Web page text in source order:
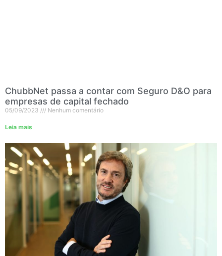
ChubbNet passa a contar com Seguro D&O para
empresas de capital fechado
05/09/2023 Nenhum comentário
Leia mais